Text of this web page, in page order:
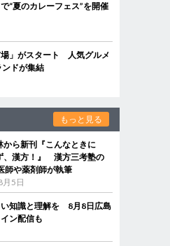
“夏のカレーフェス”を開催
」がスタート 人気グルメ
ドが集結
もっと見る
から新刊『こんなときに
、漢方！』 漢方三考塾の
師や薬剤師が執筆
5日
い知識と理解を 8月8日広島
ン配信も